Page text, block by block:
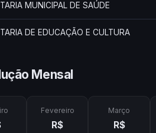
MUNICIPAL DE SAÚDE
DE EDUCAÇÃO E CULTURA
Mensal
Fevereiro
R$
Março
R$